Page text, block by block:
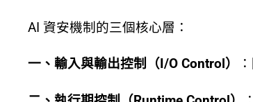
AI 資安機制的三個核心層：
一、輸入與輸出控制（I/O Control）